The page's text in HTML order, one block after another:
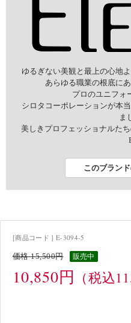
ゆるぎない美観と最上の心地
あらゆる職業の根底に
プロのユニフォ
シロタコーポレーションが本
ま
美しきプロフェッショナルた
このブラン
[商品コード ] E-3094-5
価格 15,500円 販売中
10,850円 （税込